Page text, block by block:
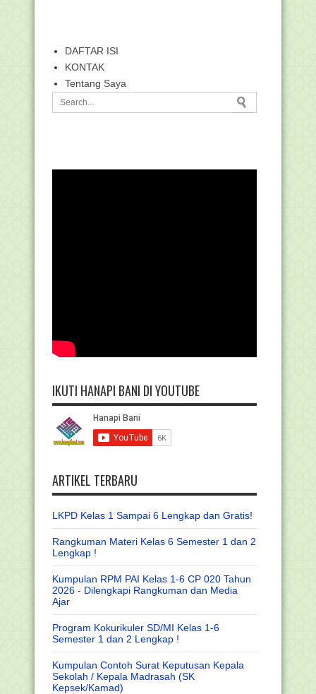
DAFTAR ISI
KONTAK
Tentang Saya
IKUTI HANAPI BANI DI YOUTUBE
ARTIKEL TERBARU
LKPD Kelas 1 Sampai 6 Lengkap dan Gratis!
Rangkuman Materi Kelas 6 Semester 1 dan 2
Lengkap !
Kumpulan RPM PAI Kelas 1-6 CP 020 Tahun
2026 - Dilengkapi Rangkuman dan Media
Ajar
Program Kokurikuler SD/MI Kelas 1-6
Semester 1 dan 2 Lengkap !
Kumpulan Contoh Surat Keputusan Kepala
Sekolah / Kepala Madrasah (SK
Kepsek/Kamad)